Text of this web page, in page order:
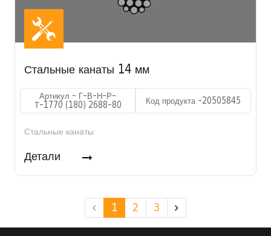
Стальные канаты 14 мм
Артикул - Г-В-Н-Р-
Т-1770 (180) 2688-80
Код продукта -20505845
Стальные канаты
Детали
1 2 3